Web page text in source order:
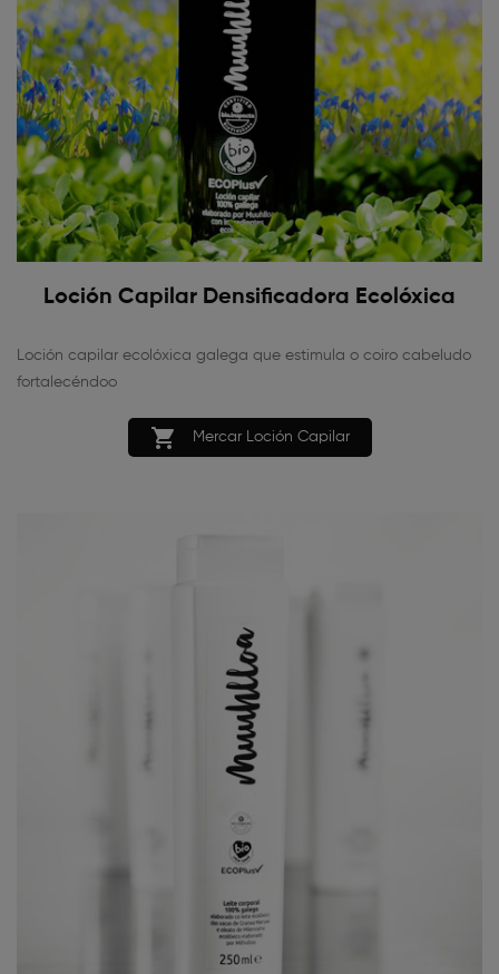
Loción Capilar Densificadora Ecolóxica
Loción capilar ecolóxica galega que estimula o coiro cabeludo
fortalecéndoo
 Mercar Loción Capilar